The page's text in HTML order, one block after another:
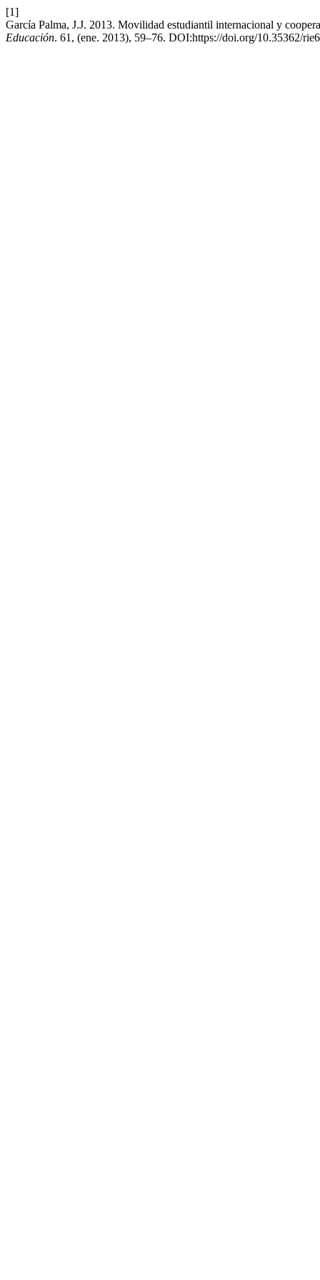
[1]
García Palma, J.J. 2013. Movilidad estudiantil internacional y
Educación. 61, (ene. 2013), 59–76. DOI:https://doi.org/10.35362/